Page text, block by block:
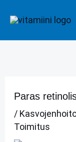
sisältöön
Paras
/
Toimitus